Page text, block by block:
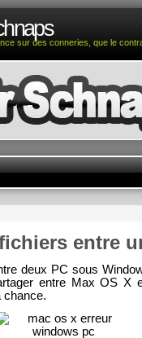
sur des conneries, que le
entre
deux PC sous
entre Max OS X
chance.